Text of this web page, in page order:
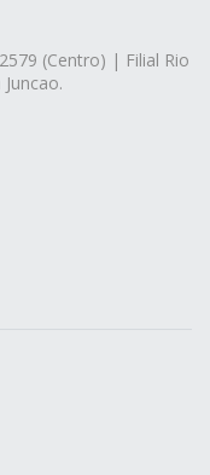
(Centro) | Filial Rio